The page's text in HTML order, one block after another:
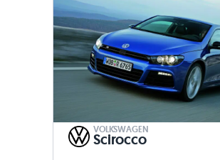
VOLKSWAGEN
Scirocco